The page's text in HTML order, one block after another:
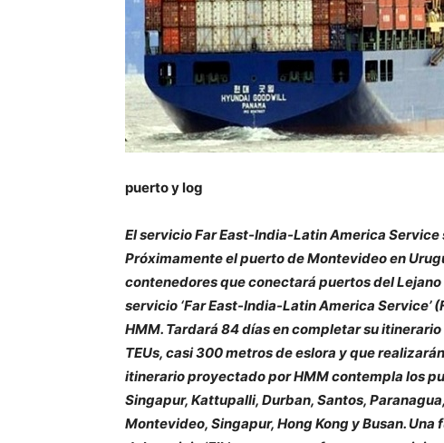
puerto y log
El servicio Far East-India-Latin America
Próximamente el puerto de Montevideo en
contenedores que conectará puertos del
servicio ‘Far East-India-Latin America Service’
HMM. Tardará 84 días en completar su
TEUs, casi 300 metros de eslora y que
itinerario proyectado por HMM contempla los
Singapur, Kattupalli, Durban, Santos,
Montevideo, Singapur, Hong Kong y Busan.